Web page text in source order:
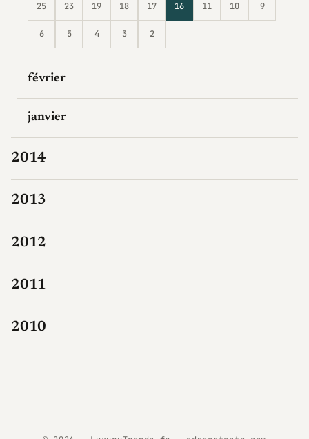
25 23 19 18 17 16 11 10 9
6 5 4 3 2
février
janvier
2014
2013
2012
2011
2010